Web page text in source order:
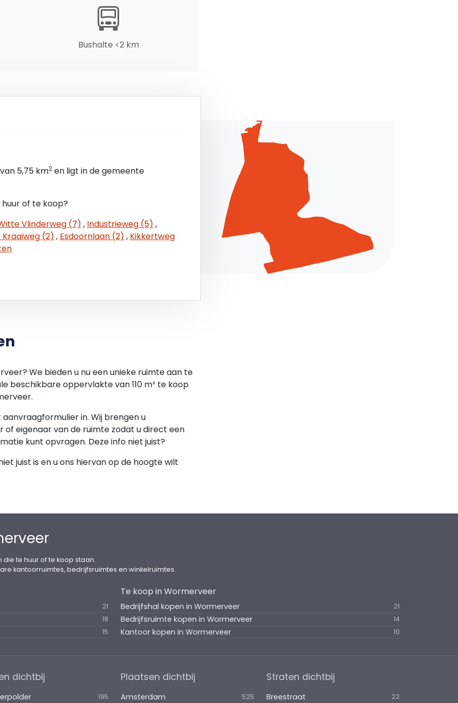
Bushalte <2 km
5,75 km2en ligt in de gemeente
of te koop?
Vlinderweg (7) , Industrieweg (5) ,
Kraaiweg (2) , Esdoornlaan (2) , Kikkertweg
We bieden u nu een unieke ruimte aan te
beschikbare oppervlakte van 110 m² te koop
in. Wij brengen u
eigenaar van de ruimte zodat u direct een
kunt opvragen. Deze info niet juist?
juist is en u ons hiervan op de hoogte wilt
te huur of te koop staan.
kantoorruimtes, bedrijfsruimtes en winkelruimtes.
21
18
15
Te koop in Wormerveer
Bedrijfshal kopen in Wormerveer 21
Bedrijfsruimte kopen in Wormerveer 14
Kantoor kopen in Wormerveer 10
dichtbij
195
Plaatsen dichtbij
Amsterdam 525
Straten dichtbij
Breestraat 22